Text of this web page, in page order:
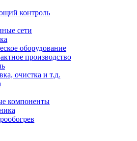
контроль
сети
оборудование
производство
очистка и т.д.
компоненты